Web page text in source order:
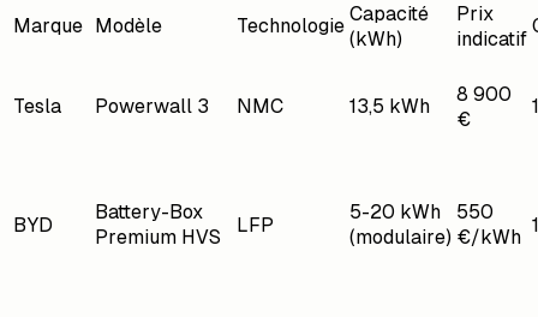
Marque Modèle Technologie
Capacité
(kWh)
Prix
indicatif
Tesla Powerwall 3 NMC 13,5 kWh
8 900
€
BYD
Battery-Box
Premium HVS
LFP
5-20 kWh
(modulaire)
550
€/kWh